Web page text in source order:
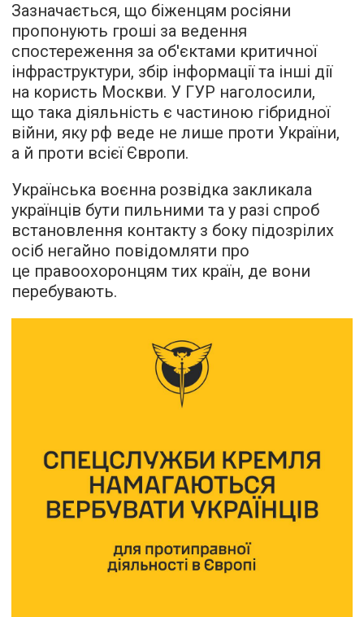
Зазначається, що біженцям росіяни
пропонують гроші за ведення
спостереження за об'єктами критичної
інфраструктури, збір інформації та інші дії
на користь Москви. У ГУР наголосили,
що така діяльність є частиною гібридної
війни, яку рф веде не лише проти України,
а й проти всієї Європи.
Українська воєнна розвідка закликала
українців бути пильними та у разі спроб
встановлення контакту з боку підозрілих
осіб негайно повідомляти про
це правоохоронцям тих країн, де вони
перебувають.